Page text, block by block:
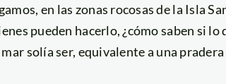
en las zonas rocosas de la Isla
pueden hacerlo, ¿cómo saben si lo
solía ser, equivalente a una